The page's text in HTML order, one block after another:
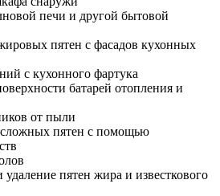
печи и другой бытовой
пятен с фасадов кухонных
с кухонного фартука
батарей отопления и
от пыли
пятен с помощью
пятен жира и известкового